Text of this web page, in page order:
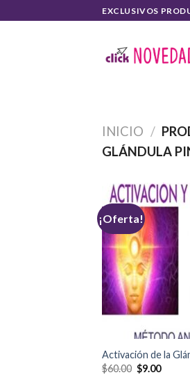
to
EXCLUSIVOS
INICIO /
GLÁNDULA
¡Oferta!
Activación de la
$60.00 $9.00